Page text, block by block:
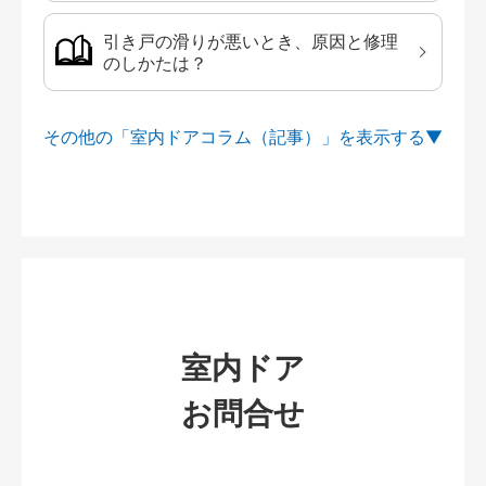
引き戸の滑りが悪いとき、原因と修理
のしかたは？
その他の「室内ドアコラム（記事）」を
室内ドア
お問合せ